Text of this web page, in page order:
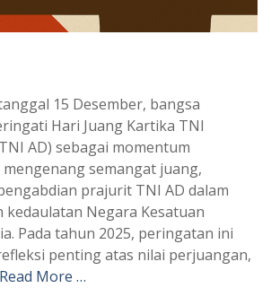
15 Desember, bangsa
Hari Juang Kartika TNI
AD) sebagai momentum
semangat juang,
prajurit TNI AD dalam
kedaulatan Negara Kesatuan
Pada tahun 2025, peringatan ini
penting atas nilai perjuangan,
Read More …